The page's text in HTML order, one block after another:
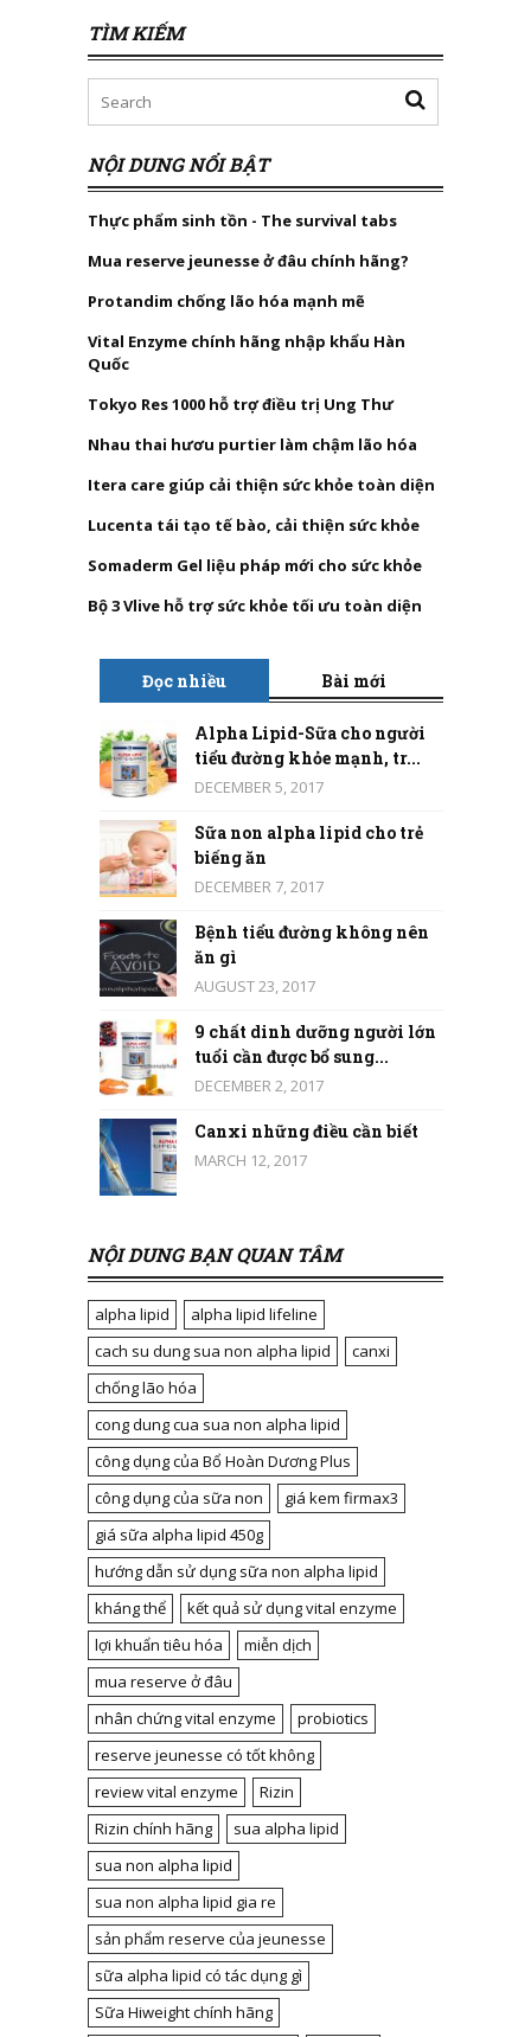
TÌM KIẾM
NỘI DUNG NỔI BẬT
Thực phẩm sinh tồn - The survival tabs
Mua reserve jeunesse ở đâu chính hãng?
Protandim chống lão hóa mạnh mẽ
Vital Enzyme chính hãng nhập khẩu Hàn
Quốc
Tokyo Res 1000 hỗ trợ điều trị Ung Thư
Nhau thai hươu purtier làm chậm lão hóa
Itera care giúp cải thiện sức khỏe toàn diện
Lucenta tái tạo tế bào, cải thiện sức khỏe
Somaderm Gel liệu pháp mới cho sức khỏe
Bộ 3 Vlive hỗ trợ sức khỏe tối ưu toàn diện
Đọc nhiều Bài mới
Alpha Lipid-Sữa cho người
tiểu đường khỏe mạnh, tr...
DECEMBER 5, 2017
Sữa non alpha lipid cho trẻ
biếng ăn
DECEMBER 7, 2017
Bệnh tiểu đường không nên
ăn gì
AUGUST 23, 2017
9 chất dinh dưỡng người lớn
tuổi cần được bổ sung...
DECEMBER 2, 2017
Canxi những điều cần biết
MARCH 12, 2017
NỘI DUNG BẠN QUAN TÂM
alpha lipid
alpha lipid lifeline
cach su dung sua non alpha lipid
canxi
chống lão hóa
cong dung cua sua non alpha lipid
công dụng của Bổ Hoàn Dương Plus
công dụng của sữa non
giá kem firmax3
giá sữa alpha lipid 450g
hướng dẫn sử dụng sữa non alpha lipid
kháng thể
kết quả sử dụng vital enzyme
lợi khuẩn tiêu hóa
miễn dịch
mua reserve ở đâu
nhân chứng vital enzyme
probiotics
reserve jeunesse có tốt không
review vital enzyme
Rizin
Rizin chính hãng
sua alpha lipid
sua non alpha lipid
sua non alpha lipid gia re
sản phẩm reserve của jeunesse
sữa alpha lipid có tác dụng gì
Sữa Hiweight chính hãng